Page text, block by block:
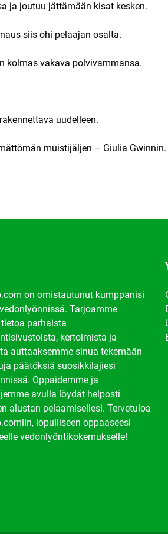
ja joutuu jättämään kisat kesken.
siis ohi pelaajan osalta.
kolmas vakava polvivammansa.
uudelleen.
muistijäljen – Giulia
on omistautunut kumppanisi
Tarjoamme
parhaista
kertoimista ja
auttaaksemme sinua tekemään
päätöksiä suosikkilajiesi
Oppaidemme ja
avulla löydät helposti
alustan pelaamisellesi. Tervetuloa
lopulliseen oppaaseesi
vedonlyöntikokemukselle!